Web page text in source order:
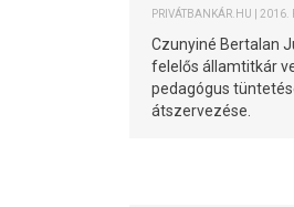
PRIVÁTBANKÁR.HU | 2016.
Czunyiné Bertalan
felelős államtitkár
pedagógus
átszervezése.